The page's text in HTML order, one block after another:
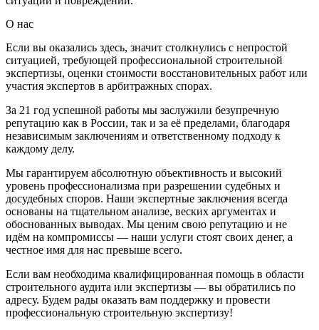
О нас
Если вы оказались здесь, значит столкнулись с непростой
ситуацией, требующей профессиональной строительной
экспертизы, оценки стоимости восстановительных работ или
участия экспертов в арбитражных спорах.
За 21 год успешной работы мы заслужили безупречную
репутацию как в России, так и за её пределами, благодаря
независимым заключениям и ответственному подходу к
каждому делу.
Мы гарантируем абсолютную объективность и высокий
уровень профессионализма при разрешении судебных и
досудебных споров. Наши экспертные заключения всегда
основаны на тщательном анализе, веских аргументах и
обоснованных выводах. Мы ценим свою репутацию и не
идём на компромиссы — наши услуги стоят своих денег, а
честное имя для нас превыше всего.
Если вам необходима квалифицированная помощь в области
строительного аудита или экспертизы — вы обратились по
адресу. Будем рады оказать вам поддержку и провести
профессиональную строительную экспертизу!